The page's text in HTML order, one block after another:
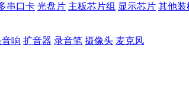
串口卡 光盘片 主板芯片组 显示芯片 其他装
响 扩音器 录音笔 摄像头 麦克风